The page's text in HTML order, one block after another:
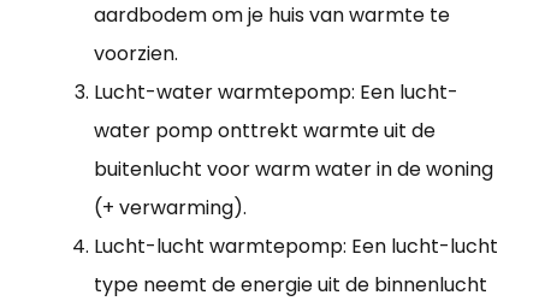
aardbodem om je huis van warmte te
voorzien.
Lucht-water warmtepomp: Een lucht-
water pomp onttrekt warmte uit de
buitenlucht voor warm water in de woning
(+ verwarming).
Lucht-lucht warmtepomp: Een lucht-lucht
type neemt de energie uit de binnenlucht